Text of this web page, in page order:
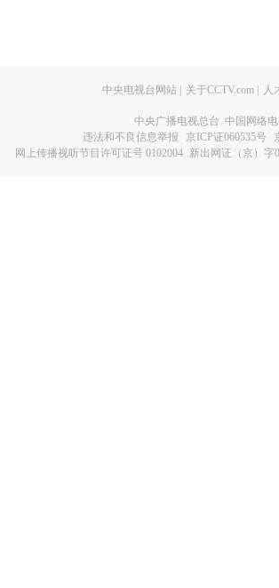
中央电视台网站 关于CCTV.com 人
中央广播电视总台 中国网络
违法和不良信息举报
京ICP证060535号
网上传播视听节目许可证号 0102004 新出网证（京）